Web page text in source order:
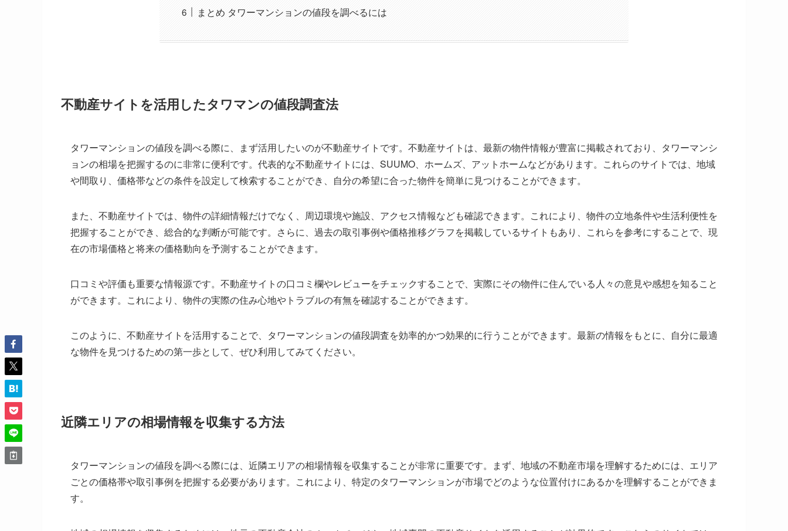
まとめ タワーマンションの値段を調べるには
不動産サイトを活用したタワマンの値段調査法
タワーマンションの値段を調べる際に、まず活用したいのが不動産サイトです。不動産サイトは、最新の物件情報が豊富に掲載されており、タワーマンシ
ョンの相場を把握するのに非常に便利です。代表的な不動産サイトには、SUUMO、ホームズ、アットホームなどがあります。これらのサイトでは、地域
や間取り、価格帯などの条件を設定して検索することができ、自分の希望に合った物件を簡単に見つけることができます。
また、不動産サイトでは、物件の詳細情報だけでなく、周辺環境や施設、アクセス情報なども確認できます。これにより、物件の立地条件や生活利便性を
把握することができ、総合的な判断が可能です。さらに、過去の取引事例や価格推移グラフを掲載しているサイトもあり、これらを参考にすることで、現
在の市場価格と将来の価格動向を予測することができます。
口コミや評価も重要な情報源です。不動産サイトの口コミ欄やレビューをチェックすることで、実際にその物件に住んでいる人々の意見や感想を知ること
ができます。これにより、物件の実際の住み心地やトラブルの有無を確認することができます。
このように、不動産サイトを活用することで、タワーマンションの値段調査を効率的かつ効果的に行うことができます。最新の情報をもとに、自分に最適
な物件を見つけるための第一歩として、ぜひ利用してみてください。
近隣エリアの相場情報を収集する方法
タワーマンションの値段を調べる際には、近隣エリアの相場情報を収集することが非常に重要です。まず、地域の不動産市場を理解するためには、エリア
ごとの価格帯や取引事例を把握する必要があります。これにより、特定のタワーマンションが市場でどのような位置付けにあるかを理解することができま
す。